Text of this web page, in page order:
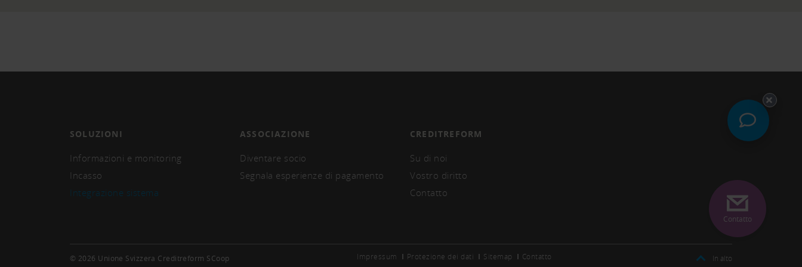
SOLUZIONI
Informazioni e monitoring
Incasso
Integrazione sistema
ASSOCIAZIONE
Diventare socio
Segnala esperienze di pagamento
CREDITREFORM
Su di noi
Vostro diritto
Contatto
© 2026 Unione Svizzera Creditreform SCoop Impressum Protezione dei dati Sitemap Contatto In alto
Contatto